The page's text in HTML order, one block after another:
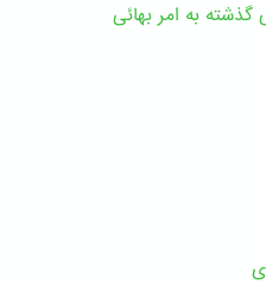
گذشته به امر بهائی